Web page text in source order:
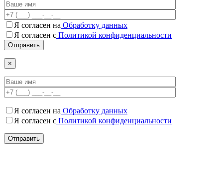
Я согласен на Обработку данных
Я согласен c Политикой конфиденциальности
×
Я согласен на Обработку данных
Я согласен c Политикой конфиденциальности